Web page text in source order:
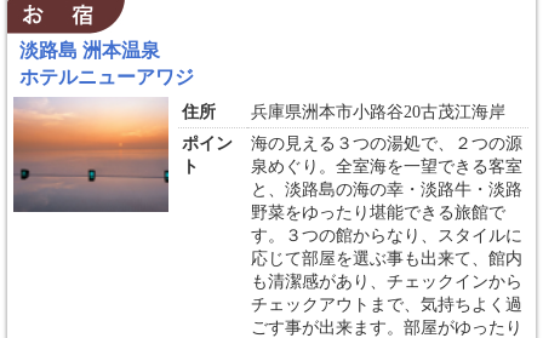
淡路島 洲本温泉
ホテルニューアワジ
住所
兵庫県洲本市小路谷20古茂江海岸
ポイン
ト
海の見える３つの湯処で、２つの源
泉めぐり。全室海を一望できる客室
と、淡路島の海の幸・淡路牛・淡路
野菜をゆったり堪能できる旅館で
す。３つの館からなり、スタイルに
応じて部屋を選ぶ事も出来て、館内
も清潔感があり、チェックインから
チェックアウトまで、気持ちよく過
ごす事が出来ます。部屋がゆったり